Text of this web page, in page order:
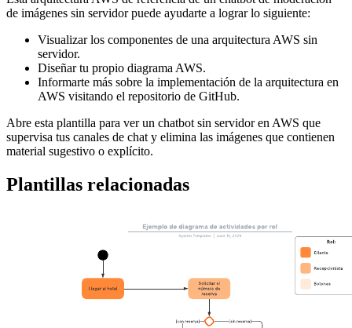
de imágenes sin servidor puede ayudarte a lograr lo siguiente:
Visualizar los componentes de una arquitectura AWS sin
servidor.
Diseñar tu propio diagrama AWS.
Informarte más sobre la implementación de la arquitectura en
AWS visitando el repositorio de GitHub.
Abre esta plantilla para ver un chatbot sin servidor en AWS que
supervisa tus canales de chat y elimina las imágenes que contienen
material sugestivo o explícito.
Plantillas relacionadas